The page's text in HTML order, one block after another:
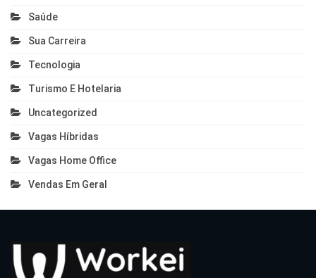
Saúde
Sua Carreira
Tecnologia
Turismo E Hotelaria
Uncategorized
Vagas Híbridas
Vagas Home Office
Vendas Em Geral